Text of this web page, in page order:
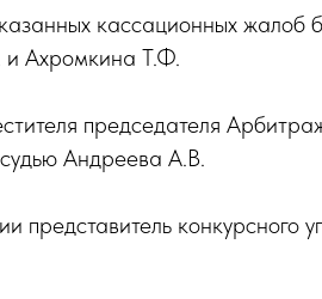
кассационных жалоб
и Ахромкина Т.Ф.
председателя
Андреева А.В.
представитель